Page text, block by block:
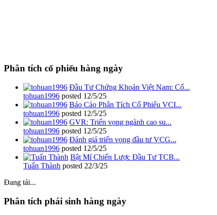
Phân tích cổ phiếu hàng ngày
Đầu Tư Chứng Khoán Việt Nam: Cổ...
tohuan1996 posted 12/5/25
Báo Cáo Phân Tích Cổ Phiếu VCI...
tohuan1996 posted 12/5/25
GVR: Triển vọng ngành cao su...
tohuan1996 posted 12/5/25
Đánh giá triển vọng đầu tư VCG...
tohuan1996 posted 12/5/25
Bật Mí Chiến Lược Đầu Tư TCB...
Tuấn Thành posted 22/3/25
Đang tải...
Phân tích phái sinh hàng ngày